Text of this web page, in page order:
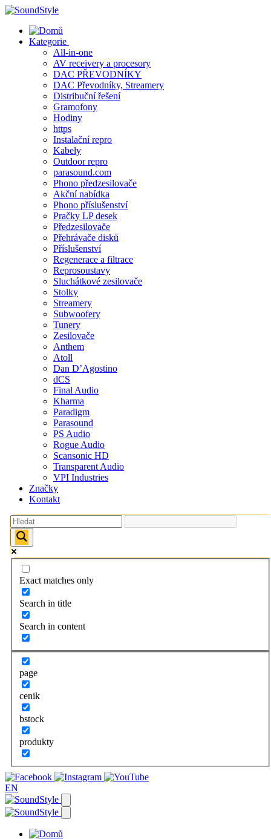
Skip
content
Kategorie
All-in-one
AV receivery a procesory
DAC PŘEVODNÍKY
DAC Převodníky, Streamery
Distribuční řešení
Gramofony
Hodiny
https
Instalační repro
Kabely
Outdoor repro
parasound.com
Phono předzesilovače
Akční nabídka
Phono příslušenství
Pračky LP desek
Předzesilovače
Přehrávače disků
Příslušenství
Regenerace a filtrace
Reprosoustavy
Sluchátkové zesilovače
Stolky
Streamery
Subwoofery
Tunery
Zesilovače
Anthem
Atoll
Dan D’Agostino
dCS
Final Audio
Kharma
Paradigm
Parasound
PS Audio
Rogue Audio
Scansonic HD
Transparent Audio
VPI Industries
Značky
Kontakt
Exact matches only
Search in title
Search in content
page
cenik
bstock
produkty
EN